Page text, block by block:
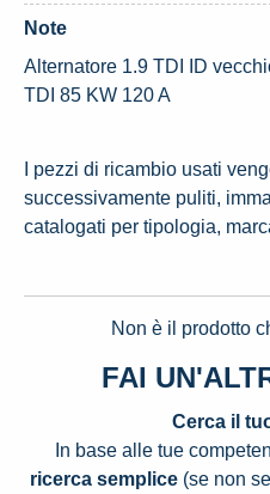
Note
Alternatore 1.9 TDI ID
TDI 85 KW 120 A
I pezzi di ricambio usati
successivamente puliti,
catalogati per tipologia,
Non è il prodotto
FAI
Cerca il
In base alle tue
ricerca semplice (se non